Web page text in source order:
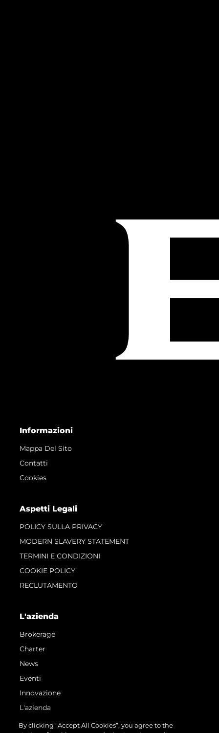
Informazioni
Mappa Del Sito
Contatti
Cookies
Aspetti Legali
POLICY SULLA PRIVACY
MODERN SLAVERY STATEMENT
TERMINI E CONDIZIONI
COOKIE POLICY
RECLUTAMENTO
L'azienda
Brokerage
Charter
News
Eventi
Innovazione
L'azienda
Il Team
By clicking “Accept All Cookies”, you agree to the